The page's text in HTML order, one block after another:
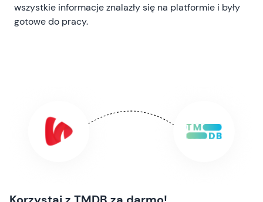
wszystkie informacje znalazły się na platformie i były
gotowe do pracy.